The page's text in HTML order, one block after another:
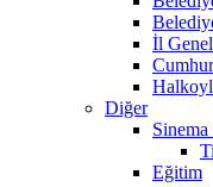
İl
Diğer
Eğitim